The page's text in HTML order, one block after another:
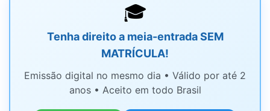
🎓
Tenha direito a meia-entrada SEM
MATRÍCULA!
Emissão digital no mesmo dia • Válido por até 2
anos • Aceito em todo Brasil